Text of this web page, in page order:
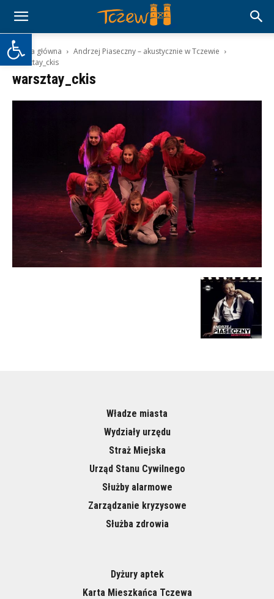
Otwórz pasek narzędzi
Strona główna
Andrzej Piaseczny – akustycznie w Tczewie
warsztay_ckis
warsztay_ckis
Władze miasta
Wydziały urzędu
Straż Miejska
Urząd Stanu Cywilnego
Służby alarmowe
Zarządzanie kryzysowe
Służba zdrowia
Dyżury aptek
Karta Mieszkańca Tczewa